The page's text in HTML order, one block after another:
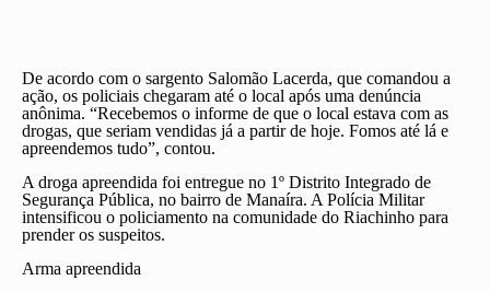
De acordo com o sargento Salomão Lacerda, que comandou a
ação, os policiais chegaram até o local após uma denúncia
anônima. “Recebemos o informe de que o local estava com as
drogas, que seriam vendidas já a partir de hoje. Fomos até lá e
apreendemos tudo”, contou.
A droga apreendida foi entregue no 1º Distrito Integrado de
Segurança Pública, no bairro de Manaíra. A Polícia Militar
intensificou o policiamento na comunidade do Riachinho para
prender os suspeitos.
Arma apreendida